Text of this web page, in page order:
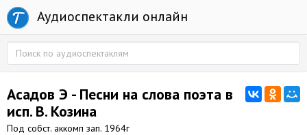
Аудиоспектакли онлайн
Асадов Э - Песни на слова поэта в
исп. В. Козина
Под собст. аккомп зап. 1964г